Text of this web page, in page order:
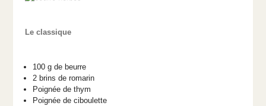
Le classique
100 g de beurre
2 brins de romarin
Poignée de thym
Poignée de ciboulette